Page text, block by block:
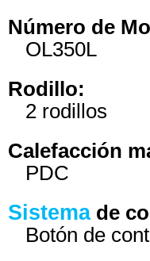
Número de
OL350L
Rodillo:
2 rodillos
Calefacción
PDC
Sistemade
Botón de